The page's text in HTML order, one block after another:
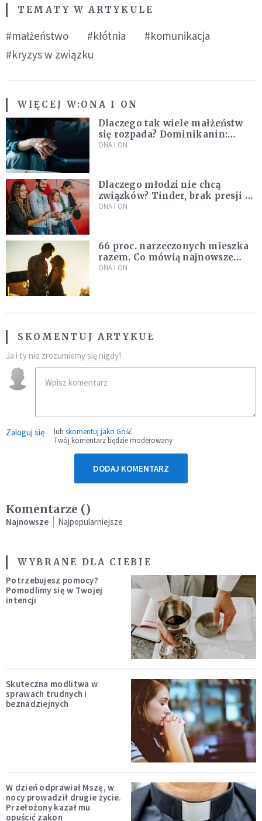
TEMATY W ARTYKULE
#małżeństwo #kłótnia
#komunikacja
#kryzys w związku
WIĘCEJ W:ONA I ON
Dlaczego tak wiele małżeństw
się rozpada? Dominikanin:
Dążymy do dziecięcego
ONA I ON
Dlaczego młodzi nie chcą
związków? Tinder, brak presji i
nowe podejście do miłości
ONA I ON
66 proc. narzeczonych mieszka
razem. Co mówią najnowsze
badania ISKK?
ONA I ON
SKOMENTUJ ARTYKUŁ
Ja i ty nie zrozumiemy się nigdy!
Zaloguj się lub skomentuj jako Gość
Twój komentarz będzie moderowany
DODAJ KOMENTARZ
Komentarze ()
Najnowsze Najpopularniejsze
WYBRANE DLA CIEBIE
Potrzebujesz pomocy?
Pomodlimy się w Twojej
intencji
Skuteczna modlitwa w
sprawach trudnych i
beznadziejnych
W dzień odprawiał Mszę, w
nocy prowadził drugie życie.
Przełożony kazał mu
opuścić zakon